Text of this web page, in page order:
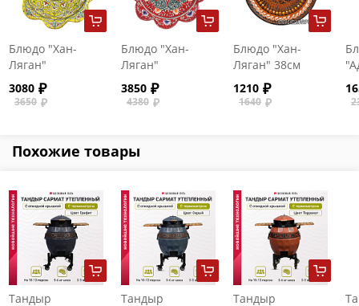
Блюдо "Хан-
Ляган"
(ромашка) 32 см
желтое
3080
3650
Блюдо "Хан-
Ляган"
(ромашка) 42см
красное
3850
4380
Блюдо "Хан-
Ляган" 38см
коричневое
1210
1640
Похожие товары
Тандыр
Тандыр
Тандыр